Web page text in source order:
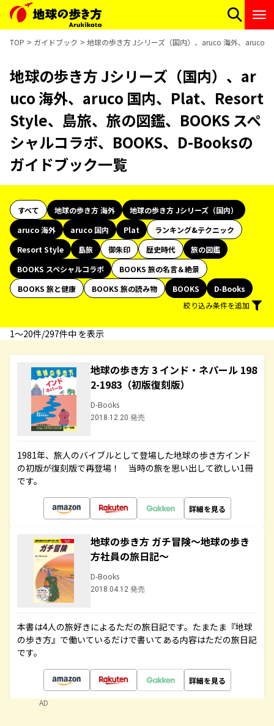
TOP ガイドブック 地球の歩き方 Jシリーズ（国内）、aruco 海外、aruco
地球の歩き方 Jシリーズ（国内）、ar
uco 海外、aruco 国内、Plat、Resort
Style、島旅、旅の図鑑、BOOKS スペ
シャルコラボ、BOOKS、D-Booksの
ガイドブック一覧
すべて 地球の歩き方 海外
地球の歩き方 Jシリーズ（国内）
aruco 海外
aruco 国内 Plat
ランキング&テクニック
Resort Style
島旅 御朱印 歴史時代
旅の図鑑
BOOKS スペシャルコラボ
BOOKS 旅の名言＆絶景
BOOKS 旅と健康
BOOKS 旅の読み物 BOOKS
D-Books
絞り込み条件を追加
1〜20件/297件中 を表示
地球の歩き方 3 インド・ネパール 198
2-1983（初版復刻版）
D-Books
2018.12.20 発売
1981年、旅人のバイブルとして登場した地球の歩き方インド
の初版が復刻版で再登場！ 当時の旅を思い出して欲しい1冊
です。
詳細を見る
地球の歩き方 ガチ冒険～地球の歩き
方社員の旅日記～
D-Books
2018.04.12 発売
本書は4人の旅好きによるただの旅日記です。たまたま『地球
の歩き方』で働いているだけで書いてある内容はただの旅日記
です。
詳細を見る
AD